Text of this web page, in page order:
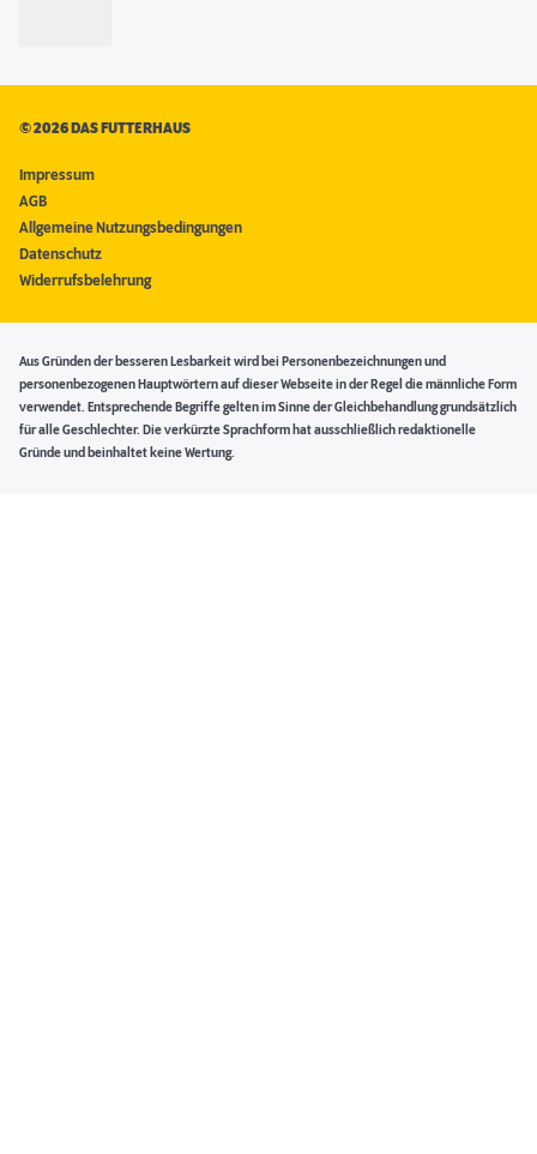
©2026 DAS FUTTERHAUS
Impressum
AGB
Allgemeine Nutzungsbedingungen
Datenschutz
Widerrufsbelehrung
Aus Gründen der besseren Lesbarkeit wird bei Personenbezeichnungen und
personenbezogenen Hauptwörtern auf dieser Webseite in der Regel die männliche Form
verwendet. Entsprechende Begriffe gelten im Sinne der Gleichbehandlung grundsätzlich
für alle Geschlechter. Die verkürzte Sprachform hat ausschließlich redaktionelle
Gründe und beinhaltet keine Wertung.